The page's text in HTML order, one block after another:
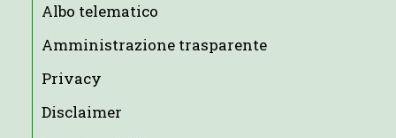
Albo telematico
Amministrazione trasparente
Privacy
Disclaimer